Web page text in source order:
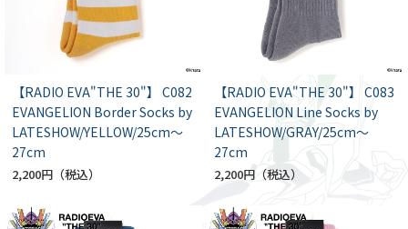
【RADIO EVA"THE 30"】 C082
EVANGELION Border Socks by
LATESHOW/YELLOW/25cm～
27cm
2,200円
【RADIO EVA"THE 30"】 C083
EVANGELION Line Socks by
LATESHOW/GRAY/25cm～
27cm
2,200円